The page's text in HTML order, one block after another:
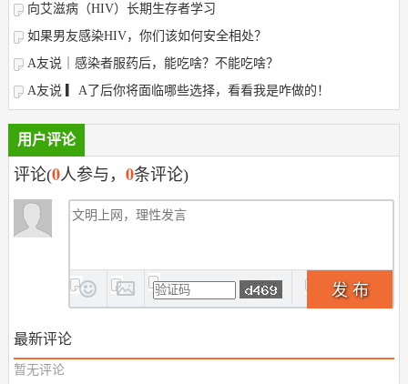
向艾滋病（HIV）长期生存者学习
如果男友感染HIV，你们该如何安全相处？
A友说｜感染者服药后，能吃啥？不能吃啥？
A友说 ▎A了后你将面临哪些选择，看看我是咋做的！
用户评论
评论(0人参与， 0条评论)
发 布
最新评论
暂无评论